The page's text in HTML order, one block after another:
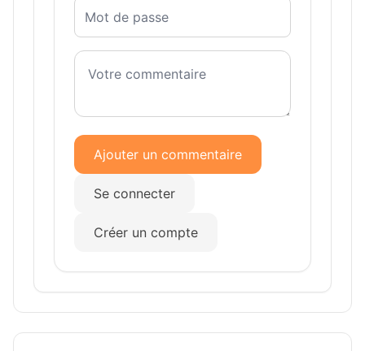
Ajouter un commentaire
Se connecter
Créer un compte